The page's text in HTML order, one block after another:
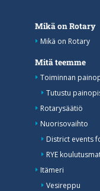
Mikä on Rotary
Mikä on Rotary
Mitä teemme
Toiminnan
Tutustu
Rotarysäätiö
Nuorisovaihto
District events
RYE
Itämeri
Vesireppu